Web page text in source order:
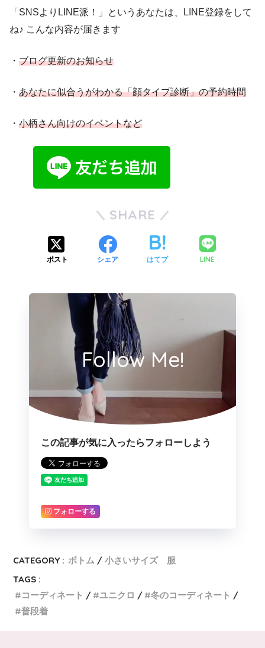
「SNSよりLINE派！」というあなたは、LINE登録をして
ね♪ こんな内容が届きます
・ ブログ更新のお知らせ
・ あなたに似合うがわかる「顔タイプ診断」の予約時間
・ 小柄さん向けのイベントなど
SHARE
ポスト シェア はてブ LINE
Follow Me!
この記事が気に入ったらフォローしよう
フォローする
CATEGORY : ボトム
小さいサイズ 服
TAGS :
コーディネート
ユニクロ
冬のコーディネート
普段着